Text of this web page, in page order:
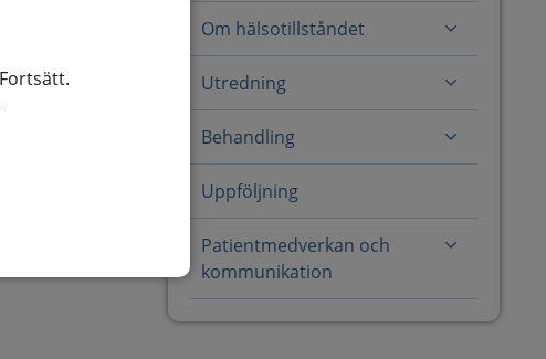
Om hälsotillståndet
Utredning
Behandling
Uppföljning
Patientmedverkan och
kommunikation